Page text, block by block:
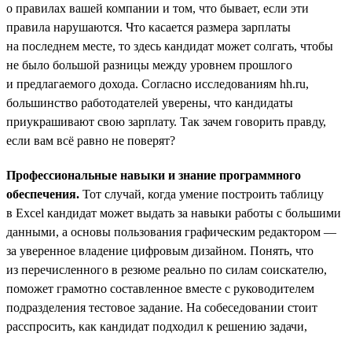
о правилах вашей компании и том, что бывает, если эти
правила нарушаются. Что касается размера зарплаты
на последнем месте, то здесь кандидат может солгать, чтобы
не было большой разницы между уровнем прошлого
и предлагаемого дохода. Согласно исследованиям hh.ru,
большинство работодателей уверены, что кандидаты
приукрашивают свою зарплату. Так зачем говорить правду,
если вам всё равно не поверят?
Профессиональные навыки и знание программного
обеспечения. Тот случай, когда умение построить таблицу
в Excel кандидат может выдать за навыки работы с большими
данными, а основы пользования графическим редактором —
за уверенное владение цифровым дизайном. Понять, что
из перечисленного в резюме реально по силам соискателю,
поможет грамотно составленное вместе с руководителем
подразделения тестовое задание. На собеседовании стоит
расспросить, как кандидат подходил к решению задачи,